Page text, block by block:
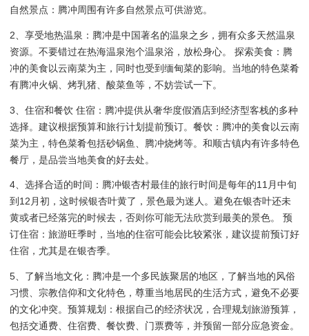
自然景点：腾冲周围有许多自然景点可供游览。
2、享受地热温泉：腾冲是中国著名的温泉之乡，拥有众多天然温泉
资源。不要错过在热海温泉泡个温泉浴，放松身心。 探索美食：腾
冲的美食以云南菜为主，同时也受到缅甸菜的影响。当地的特色菜肴
有腾冲火锅、烤乳猪、酸菜鱼等，不妨尝试一下。
3、住宿和餐饮 住宿：腾冲提供从奢华度假酒店到经济型客栈的多种
选择。建议根据预算和旅行计划提前预订。餐饮：腾冲的美食以云南
菜为主，特色菜肴包括砂锅鱼、腾冲烧烤等。和顺古镇内有许多特色
餐厅，是品尝当地美食的好去处。
4、选择合适的时间：腾冲银杏村最佳的旅行时间是每年的11月中旬
到12月初，这时候银杏叶黄了，景色最为迷人。避免在银杏叶还未
黄或者已经落完的时候去，否则你可能无法欣赏到最美的景色。 预
订住宿：旅游旺季时，当地的住宿可能会比较紧张，建议提前预订好
住宿，尤其是在银杏季。
5、了解当地文化：腾冲是一个多民族聚居的地区，了解当地的风俗
习惯、宗教信仰和文化特色，尊重当地居民的生活方式，避免不必要
的文化冲突。预算规划：根据自己的经济状况，合理规划旅游预算，
包括交通费、住宿费、餐饮费、门票费等，并预留一部分应急资金。